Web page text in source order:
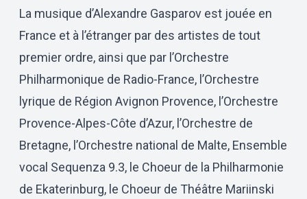
La musique d’Alexandre Gasparov est jouée en
France et à l’étranger par des artistes de tout
premier ordre, ainsi que par l’Orchestre
Philharmonique de Radio-France, l’Orchestre
lyrique de Région Avignon Provence, l’Orchestre
Provence-Alpes-Côte d’Azur, l’Orchestre de
Bretagne, l’Orchestre national de Malte, Ensemble
vocal Sequenza 9.3, le Choeur de la Philharmonie
de Ekaterinburg, le Choeur de Théâtre Mariinski